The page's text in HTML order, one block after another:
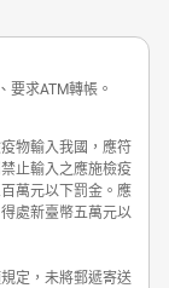
要求ATM轉帳。
物輸入我國，應符
止輸入之應施檢疫
萬元以下罰金。應
處新臺幣五萬元以
定，未將郵遞寄送